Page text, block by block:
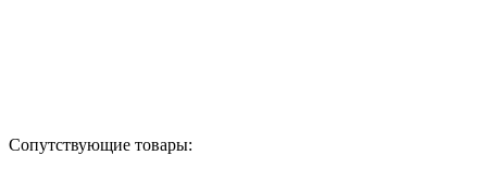
Сопутствующие товары: